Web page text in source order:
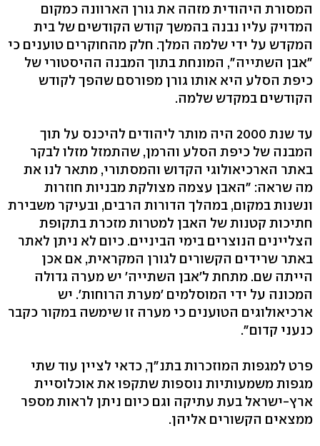
המסורת היהודית מזהה את גורן הארוונה כמקום
המדויק עליו נבנה בהמשך קודש הקודשים של בית
המקדש על ידי שלמה המלך. חלק מהחוקרים טוענים כי
"אבן השתייה", המונחת בתוך המבנה ההיסטורי של
כיפת הסלע היא אותו גורן מפורסם שהפך לקודש
הקודשים במקדש שלמה.
עד שנת 2000 היה מותר ליהודים להיכנס על תוך
המבנה של כיפת הסלע והרמן, שהתמזל מזלו לבקר
באתר הארכיאולוגי הקדוש והמסתורי, מתאר לנו את
מה שראה: "האבן עצמה מצולקת מבניות חוזרות
ונשנות במקום, במהלך הדורות הרבים, ובעיקר משבירת
חתיכות קטנות של האבן למטרות מזכרת בתקופת
הצליינים הנוצרים בימי הביניים. כיום לא ניתן לאתר
באתר שרידים הקשורים לגורן המקראית, אם אכן
הייתה שם. מתחת ל'אבן השתייה' יש מערה גדולה
המכונה על ידי המוסלמים 'מערת הרוחות'. יש
ארכיאולוגים הטוענים כי מערה זו שימשה במקור כקבר
כנעני קדום".
פרט למגפות המוזכרות בתנ"ך, כדאי לציין עוד שתי
מגפות משמעותיות נוספות שתקפו את אוכלוסיית
ארץ-ישראל בעת עתיקה וגם כיום ניתן לראות מספר
ממצאים הקשורים אליהן.